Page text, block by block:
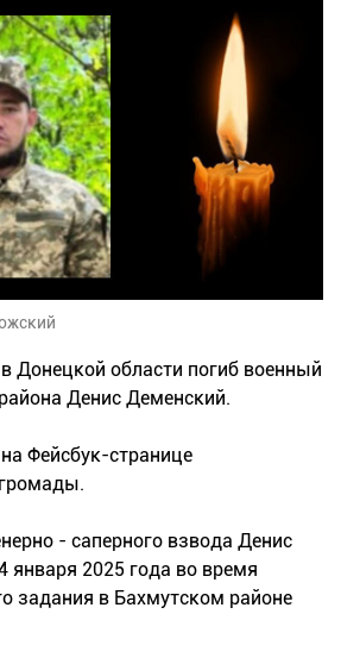
Донецкой области погиб военный
Денис Деменский.
Фейсбук-странице
- саперного взвода Денис
января 2025 года во время
задания в Бахмутском районе